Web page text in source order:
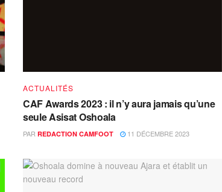
ACTUALITÉS
CAF Awards 2023 : il n’y aura jamais qu’une
seule Asisat Oshoala
PAR REDACTION CAMFOOT 11 DÉCEMBRE 2023